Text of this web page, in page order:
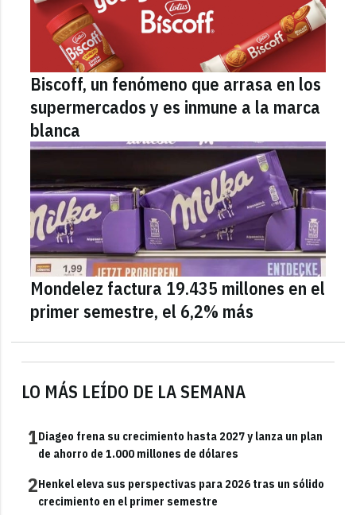
LO MÁS LEÍDO DE LA SEMANA
1Diageo frena su crecimiento hasta 2027 y lanza un plan
de ahorro de 1.000 millones de dólares
2Henkel eleva sus perspectivas para 2026 tras un sólido
crecimiento en el primer semestre
Biscoff, un fenómeno que arrasa en los
supermercados y es inmune a la marca
blanca
Mondelez factura 19.435 millones en el
primer semestre, el 6,2% más